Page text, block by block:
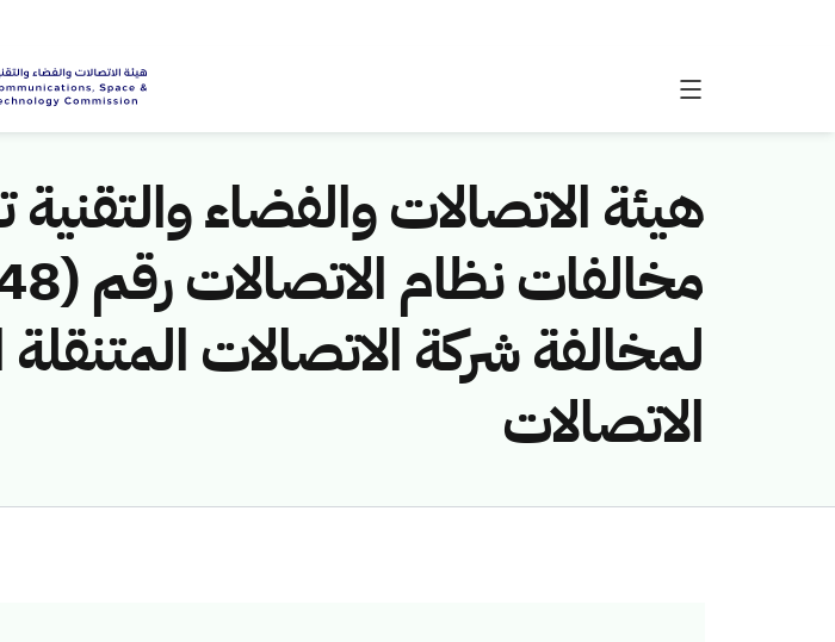
هيئة الاتصالات والفضاء والتقنية
لمخالفة شركة الاتصالات
الاتصالات